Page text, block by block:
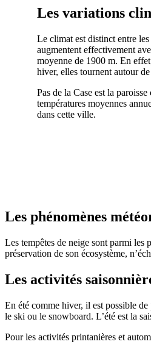
Les variations
Le climat est distinct entre
augmentent effectivement
moyenne de 1900 m. En
hiver, elles tournent autour de
Pas de la Case est la
températures moyennes
dans cette ville.
Les phénomènes
Les tempêtes de neige sont parmi
préservation de son écosystème,
Les activités
En été comme hiver, il est possible
le ski ou le snowboard. L’été est la
Pour les activités printanières et